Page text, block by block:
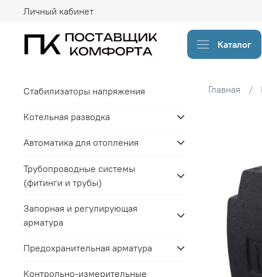
Личный кабинет
Каталог
Главная
Стабилизаторы напряжения
Котельная разводка
Автоматика для отопления
Трубопроводные системы
(фитинги и трубы)
Запорная и регулирующая
арматура
Предохранительная арматура
Контрольно-измерительные